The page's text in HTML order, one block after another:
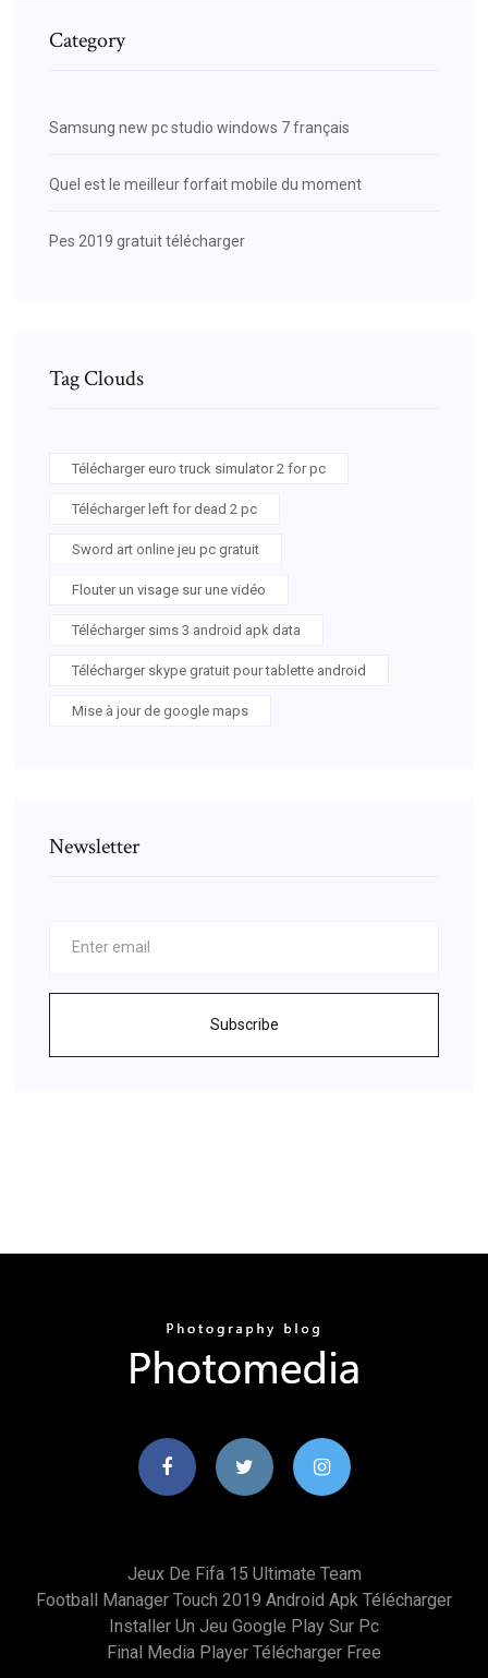
Category
Samsung new pc studio windows 7 français
Quel est le meilleur forfait mobile du moment
Pes 2019 gratuit télécharger
Tag Clouds
Télécharger euro truck simulator 2 for pc
Télécharger left for dead 2 pc
Sword art online jeu pc gratuit
Flouter un visage sur une vidéo
Télécharger sims 3 android apk data
Télécharger skype gratuit pour tablette android
Mise à jour de google maps
Newsletter
Subscribe
Jeux De Fifa 15 Ultimate Team
Football Manager Touch 2019 Android Apk Télécharger
Installer Un Jeu Google Play Sur Pc
Final Media Player Télécharger Free